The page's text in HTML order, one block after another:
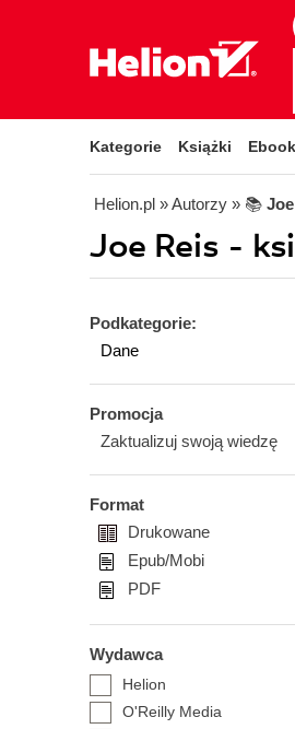
Kategorie Książki
Helion.pl » Autorzy » 📚
Joe Reis -
Podkategorie:
Dane
Promocja
Zaktualizuj swoją wiedzę
Format
Drukowane
Epub/Mobi
PDF
Wydawca
Helion
O'Reilly Media